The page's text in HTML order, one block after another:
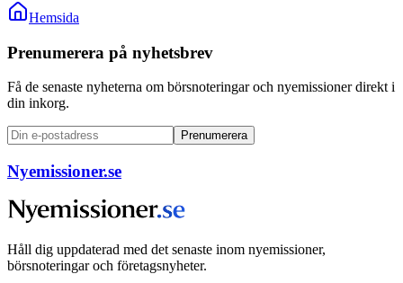
Hemsida
Prenumerera på nyhetsbrev
Få de senaste nyheterna om börsnoteringar och nyemissioner direkt i
din inkorg.
Prenumerera
Nyemissioner.se
Håll dig uppdaterad med det senaste inom nyemissioner,
börsnoteringar och företagsnyheter.